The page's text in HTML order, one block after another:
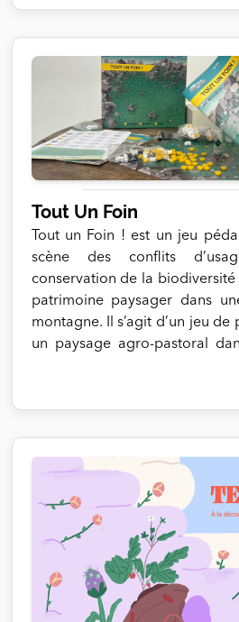
comprendre ou bien
créer son propre verger
joueurs disposent de 7
d'action : - Diversifier les
Implanter des espèces
Implanter des espèces non
- Faire pâturer des
enherbement - Associer des
auxiliaires Chaque
d'action se décline en 3
distinguant par la richesse
dans la parcelle... Chaque
joueurs doivent alors ne
parmi les 7, et sélectionner 1
famille retenue pour
s'appuyant sur les 6
action possible (la charge de
(en diversité et en quantité),
biodiversité, l’économie
en œuvre et les régulations
Après cette phase de
de conception, les joueurs
qui incarnent les leviers et
plateau pour la phase de
Tout Un Foin
Tout un Foin ! est un jeu
scène des conflits
conservation de la biodiversité
patrimoine paysager dans
montagne. Il s’agit d’un jeu de plateau représentant
un paysage agro-pastoral
cherchent à atteindre
éleveur.ses, optimiser la
Tous les joueur.ses travaillent
mais leurs objectifs ne vont
même sens... Négocier sans
compromis, déguiser leurs
intérêt collectif... Les
la meilleure stratégie pour
collectivement ou